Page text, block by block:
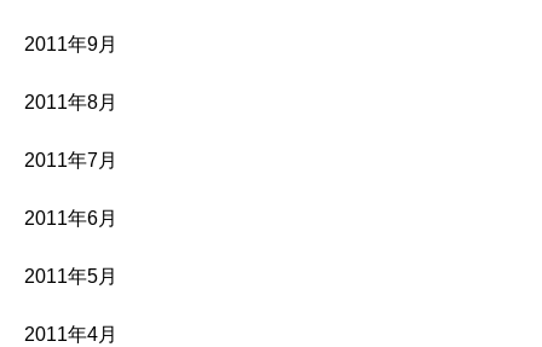
2011年9月
2011年8月
2011年7月
2011年6月
2011年5月
2011年4月